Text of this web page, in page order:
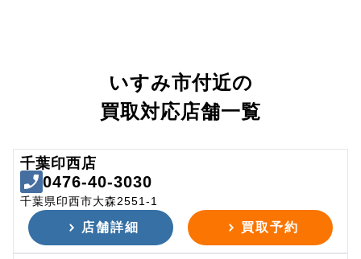
いすみ市付近の
買取対応店舗一覧
千葉印西店
0476-40-3030
千葉県印西市大森2551-1
店舗詳細 買取予約